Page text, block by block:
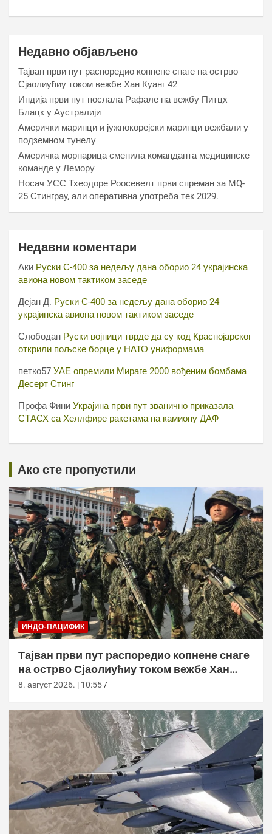
Недавно објављено
Тајван први пут распоредио копнене снаге на острво
Сјаолиућиу током вежбе Хан Куанг 42
Индија први пут послала Рафале на вежбу Питцх
Блацк у Аустралији
Амерички маринци и јужнокорејски маринци вежбали у
подземном тунелу
Америчка морнарица сменила команданта медицинске
команде у Лемору
Носач УСС Тхеодоре Роосевелт први спреман за МQ-
25 Стинграy, али оперативна употреба тек 2029.
Недавни коментари
Аки Руски С-400 за недељу дана оборио 24 украјинска
авиона новом тактиком заседе
Дејан Д. Руски С-400 за недељу дана оборио 24
украјинска авиона новом тактиком заседе
Слободан Руски војници тврде да су код Краснојарског
открили пољске борце у НАТО униформама
петко57 УАЕ опремили Мираге 2000 вођеним бомбама
Десерт Стинг
Профа Фини Украјина први пут званично приказала
СТАСХ са Хеллфире ракетама на камиону ДАФ
Ако сте пропустили
ИНДО-ПАЦИФИК
Тајван први пут распоредио копнене снаге
на острво Сјаолиућиу током вежбе Хан
Куанг 42
8. август 2026. | 10:55